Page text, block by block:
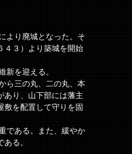
より廃城となった。そ
４３）より築城を開始
を迎える。
ら三の丸、二の丸、本
あり、山下部には藩主
敷を配置して守りを固
である。また、緩やか
る。